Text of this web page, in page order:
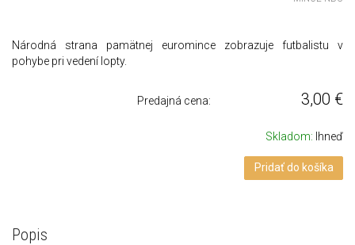
Národná strana pamätnej euromince zobrazuje futbalistu v
pohybe pri vedení lopty.
Predajná cena: 3,00 €
Skladom: Ihneď
Pridať do košíka
Popis